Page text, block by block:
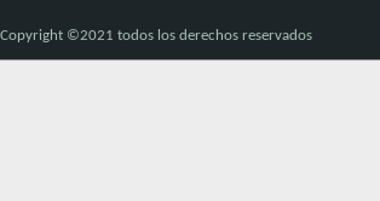
Copyright ©2021 todos los derechos reservados